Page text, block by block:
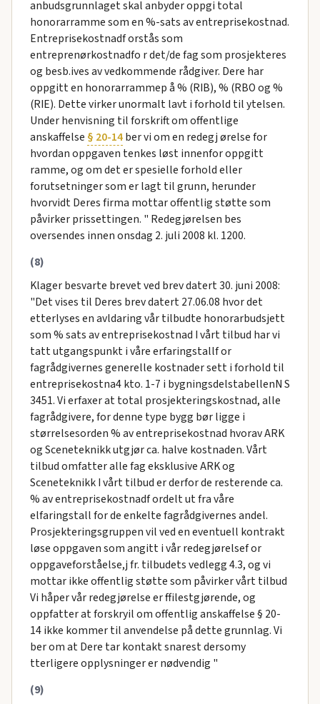
anbudsgrunnlaget skal anbyder oppgi total
honorarramme som en %-sats av entreprisekostnad.
Entreprisekostnadf orstås som
entreprenørkostnadfo r det/de fag som prosjekteres
og besb.ives av vedkommende rådgiver. Dere har
oppgitt en honorarrammep å % (RIB), % (RBO og %
(RIE). Dette virker unormalt lavt i forhold til ytelsen.
Under henvisning til forskrift om offentlige
anskaffelse § 20-14ber vi om en redegj ørelse for
hvordan oppgaven tenkes løst innenfor oppgitt
ramme, og om det er spesielle forhold eller
forutsetninger som er lagt til grunn, herunder
hvorvidt Deres firma mottar offentlig støtte som
påvirker prissettingen. " Redegjørelsen bes
oversendes innen onsdag 2. juli 2008 kl. 1200.
(8)
Klager besvarte brevet ved brev datert 30. juni 2008:
"Det vises til Deres brev datert 27.06.08 hvor det
etterlyses en avldaring vår tilbudte honorarbudsjett
som % sats av entreprisekostnad I vårt tilbud har vi
tatt utgangspunkt i våre erfaringstallf or
fagrådgivernes generelle kostnader sett i forhold til
entreprisekostna4 kto. 1-7 i bygningsdelstabellenN S
3451. Vi erfaxer at total prosjekteringskostnad, alle
fagrådgivere, for denne type bygg bør ligge i
størrelsesorden % av entreprisekostnad hvorav ARK
og Sceneteknikk utgjør ca. halve kostnaden. Vårt
tilbud omfatter alle fag eksklusive ARK og
Sceneteknikk I vårt tilbud er derfor de resterende ca.
% av entreprisekostnadf ordelt ut fra våre
elfaringstall for de enkelte fagrådgivernes andel.
Prosjekteringsgruppen vil ved en eventuell kontrakt
løse oppgaven som angitt i vår redegjørelsef or
oppgaveforståelse,j fr. tilbudets vedlegg 4.3, og vi
mottar ikke offentlig støtte som påvirker vårt tilbud
Vi håper vår redegjørelse er ffilestgjørende, og
oppfatter at forskryil om offentlig anskaffelse § 20-
14 ikke kommer til anvendelse på dette grunnlag. Vi
ber om at Dere tar kontakt snarest dersomy
tterligere opplysninger er nødvendig "
(9)